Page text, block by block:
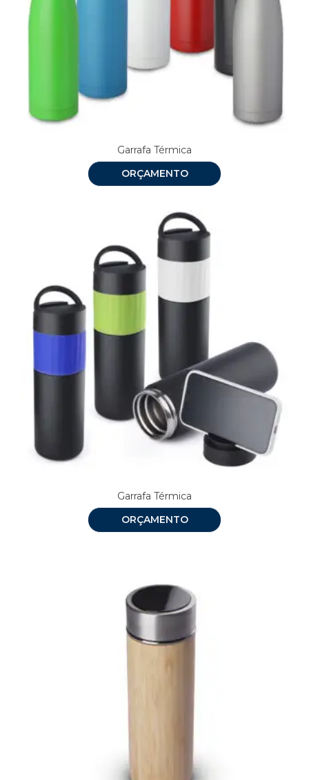
Garrafa Térmica
ORÇAMENTO
Garrafa Térmica
ORÇAMENTO